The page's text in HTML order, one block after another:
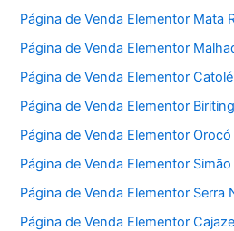
Página de Venda Elementor Mata
Página de Venda Elementor
Página de Venda Elementor
Página de Venda Elementor
Página de Venda Elementor Orocó
Página de Venda Elementor Simão
Página de Venda Elementor Serra
Página de Venda Elementor